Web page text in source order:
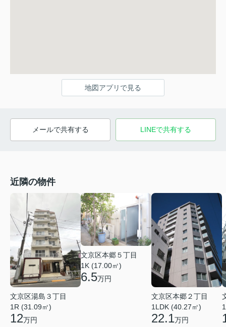
地図アプリで見る
メールで共有する LINEで共有する
近隣の物件
文京区湯島３丁目
1R (31.09㎡)
12万円
文京区本郷５丁目
1K (17.00㎡)
6.5万円
文京区本郷２丁目
1LDK (40.27㎡)
22.1万円